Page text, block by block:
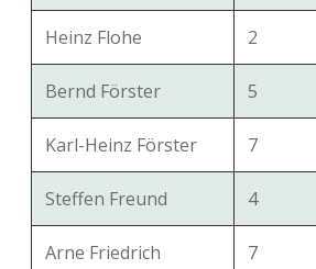
Heinz Flohe 2
Bernd Förster 5
Karl-Heinz Förster 7
Steffen Freund 4
Arne Friedrich 7